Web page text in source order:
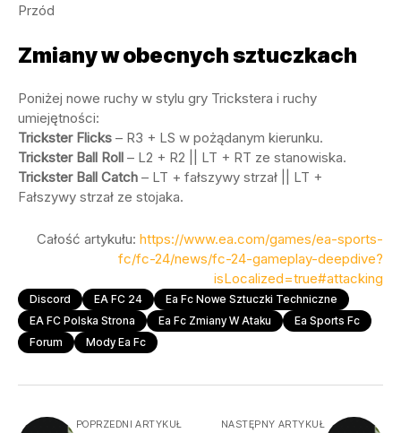
Przód
Zmiany w obecnych sztuczkach
Poniżej nowe ruchy w stylu gry Trickstera i ruchy
umiejętności:
Trickster Flicks – R3 + LS w pożądanym kierunku.
Trickster Ball Roll – L2 + R2 || LT + RT ze stanowiska.
Trickster Ball Catch – LT + fałszywy strzał || LT +
Fałszywy strzał ze stojaka.
Całość artykułu: https://www.ea.com/games/ea-sports-
fc/fc-24/news/fc-24-gameplay-deepdive?
isLocalized=true#attacking
Discord EA FC 24
Ea Fc Nowe Sztuczki Techniczne
EA FC Polska Strona
Ea Fc Zmiany W Ataku
Ea Sports Fc
Forum
Mody Ea Fc
POPRZEDNI ARTYKUŁ NASTĘPNY ARTYKUŁ